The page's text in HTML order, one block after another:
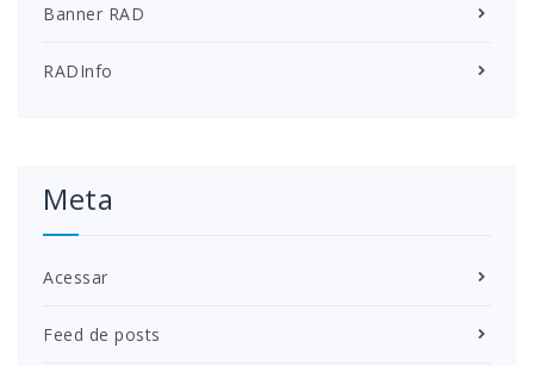
Banner RAD
RADInfo
Meta
Acessar
Feed de posts